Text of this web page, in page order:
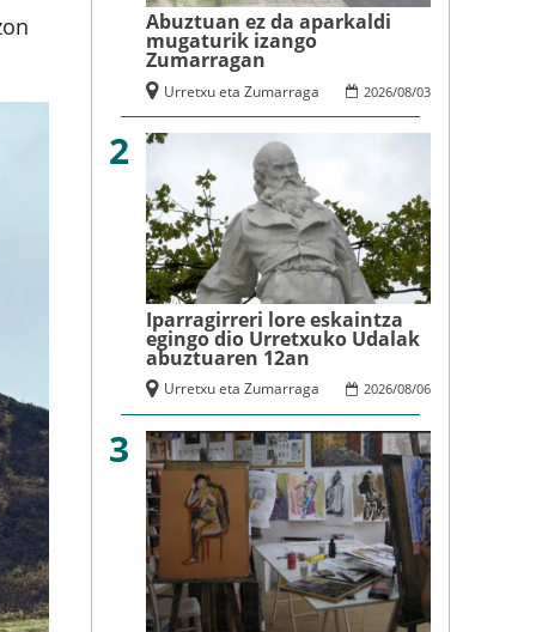
Abuztuan ez da aparkaldi
mugaturik izango
Zumarragan
2026/08/03
Urretxu eta Zumarraga
2
Iparragirreri lore eskaintza
egingo dio Urretxuko Udalak
abuztuaren 12an
2026/08/06
Urretxu eta Zumarraga
3